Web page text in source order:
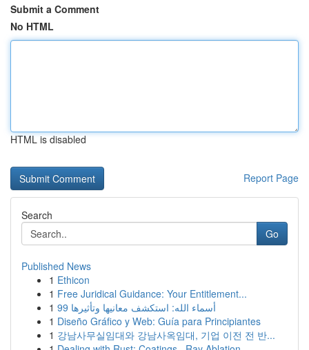
Submit a Comment
No HTML
HTML is disabled
Report Page
Search
Go
Published News
1 Ethicon
1 Free Juridical Guidance: Your Entitlement...
1
99 أسماء الله: استكشف معانيها وتأثيرها
1 Diseño Gráfico y Web: Guía para Principiantes
1 강남사무실임대와 강남사옥임대, 기업 이전 전 반...